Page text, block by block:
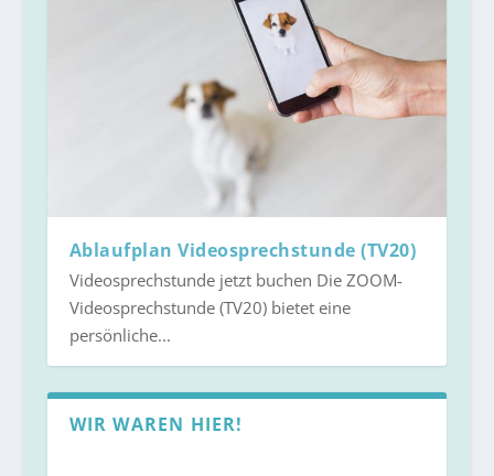
Ablaufplan Videosprechstunde (TV20)
Videosprechstunde jetzt buchen Die ZOOM-
Videosprechstunde (TV20) bietet eine
persönliche...
WIR WAREN HIER!